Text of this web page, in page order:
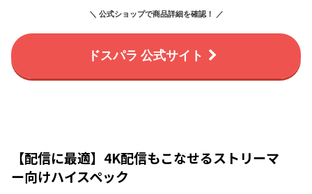
＼ 公式ショップで商品詳細を確認！ ／
ドスパラ 公式サイト
【配信に最適】4K配信もこなせるストリーマ
ー向けハイスペック